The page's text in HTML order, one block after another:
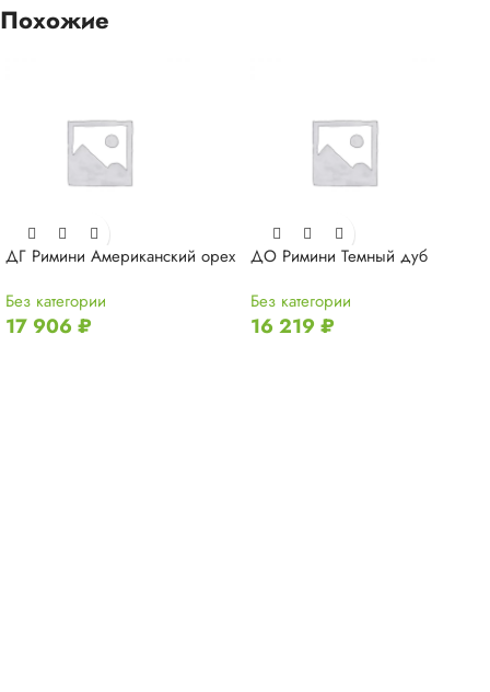
Похожие
ДГ Римини Американский орех
Без категории
17 906 ₽
ДО Римини Темный дуб
Без категории
16 219 ₽